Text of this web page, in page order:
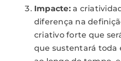
Impacte:a
diferença na
criativo forte que
que sustentará toda